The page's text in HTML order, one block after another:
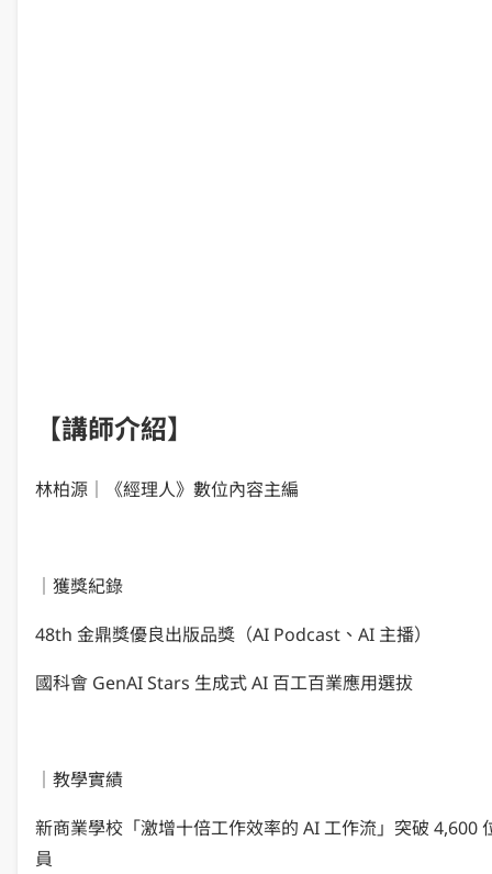
【講師介紹】
林柏源｜《經理人》數位內容主編
｜獲獎紀錄
48th 金鼎獎優良出版品獎（AI Podcast、AI 主播）
國科會 GenAI Stars 生成式 AI 百工百業應用選拔
｜教學實績
新商業學校「激增十倍工作效率的 AI 工作流」突破 4,600
員